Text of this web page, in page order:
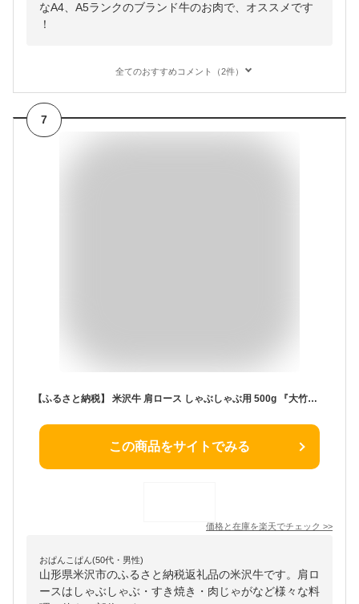
なA4、A5ランクのブランド牛のお肉で、オススメです
！
全てのおすすめコメント（2件）
7
【ふるさと納税】 米沢牛 肩ロース しゃぶしゃぶ用 500g 『大竹精肉店』 山形県 南陽市 [478]
この商品をサイトでみる
価格と在庫を楽天でチェック >>
おぱんこぱん(50代・男性)
山形県米沢市のふるさと納税返礼品の米沢牛です。肩ロ
ースはしゃぶしゃぶ・すき焼き・肉じゃがなど様々な料